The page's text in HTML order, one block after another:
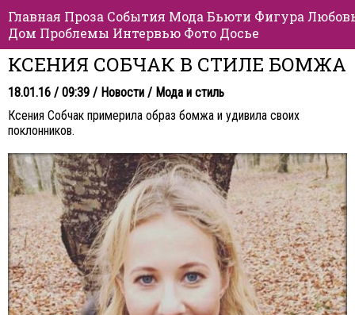
Главная Проза События Мода Бьюти Фигура
Дом Проблемы Интервью Фото Досье
КСЕНИЯ СОБЧАК В СТИЛЕ БОМЖА
18.01.16 / 09:39 / Новости / Мода и стиль
Ксения Собчак примерила образ бомжа и удивила своих
поклонников.